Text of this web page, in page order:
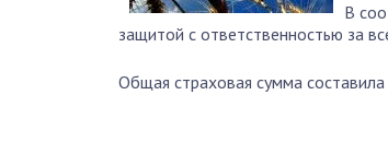
В
защитой с ответственностью за
Общая страховая сумма